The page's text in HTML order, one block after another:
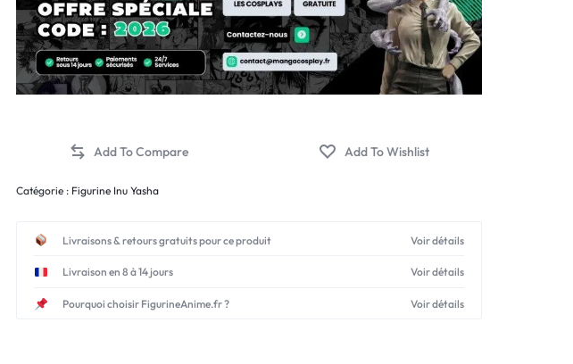
Catégorie : Figurine Inu Yasha
Livraisons & retours gratuits pour ce produit Voir détails
Livraison en 8 à 14 jours Voir détails
Pourquoi choisir FigurineAnime.fr ? Voir détails